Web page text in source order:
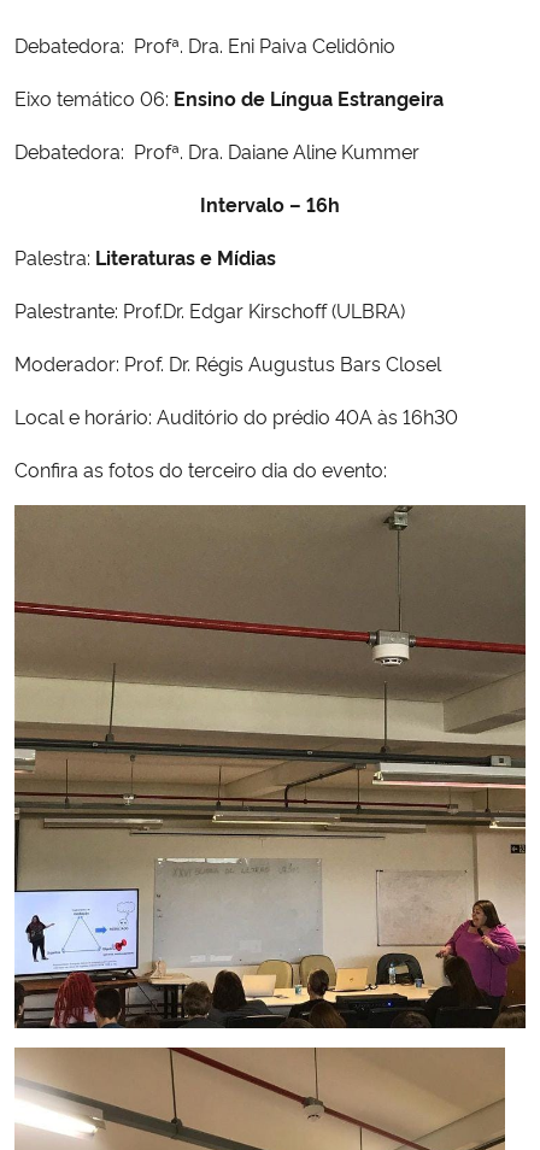
Debatedora: Profª. Dra. Eni Paiva Celidônio
Eixo temático 06: Ensino de Língua Estrangeira
Debatedora: Profª. Dra. Daiane Aline Kummer
Intervalo – 16h
Palestra: Literaturas e Mídias
Palestrante: Prof.Dr. Edgar Kirschoff (ULBRA)
Moderador: Prof. Dr. Régis Augustus Bars Closel
Local e horário: Auditório do prédio 40A às 16h30
Confira as fotos do terceiro dia do evento: